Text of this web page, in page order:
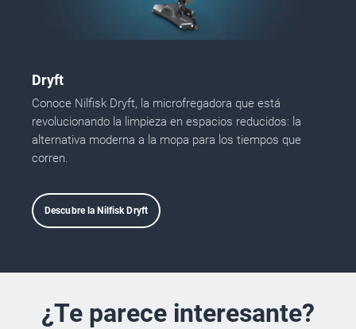
Dryft
Conoce Nilfisk Dryft, la microfregadora que está
revolucionando la limpieza en espacios reducidos: la
alternativa moderna a la mopa para los tiempos que
corren.
Descubre la Nilfisk Dryft
¿Te parece interesante?